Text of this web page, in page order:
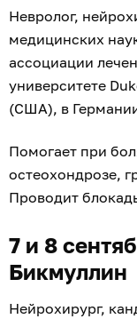
Невролог,
медицинских
ассоциации
университете
(США), в
Помогает при
остеохондрозе,
Проводит
7 и 8
Бикмуллин
Нейрохирург,